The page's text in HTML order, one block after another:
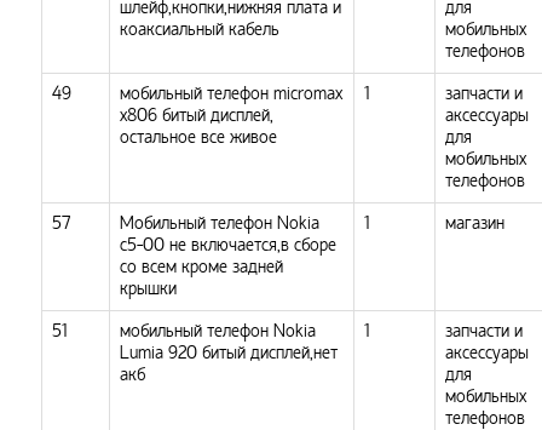
шлейф,кнопки,нижняя плата и
коаксиальный кабель
для
мобильных
телефонов
49
мобильный телефон micromax
x806 битый дисплей,
остальное все живое
1
запчасти и
аксессуары
для
мобильных
телефонов
57
Мобильный телефон Nokia
c5-00 не включается,в сборе
со всем кроме задней
крышки
1 магазин
51
мобильный телефон Nokia
Lumia 920 битый дисплей,нет
акб
1
запчасти и
аксессуары
для
мобильных
телефонов